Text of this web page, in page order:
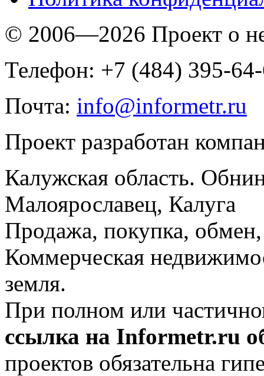
© 2006—2026 Проект о
Телефон: +7 (484) 395-
Почта: info@informetr.ru
Проект разработан
Калужская область.
Малоярославец, Калуга
Продажа, покупка, обмен,
Коммерческая
земля.
При полном или
ссылка на Informetr.ru
проектов обязательна